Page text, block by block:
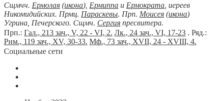
Сщмчч. Ермолая (икона), Ермиппа и Ермократа , иереев
Никомидийских. Прмц. Параскевы. Прп. Моисея (икона)
Угрина, Печерского. Сщмч. Сергия пресвитера.
Прп.: Гал., 213 зач., V, 22 - VI, 2. Лк., 24 зач., VI, 17-23 . Ряд.:
Рим., 119 зач., XV, 30-33. Мф., 73 зач., XVII, 24 - XVIII, 4.
Социальные сети